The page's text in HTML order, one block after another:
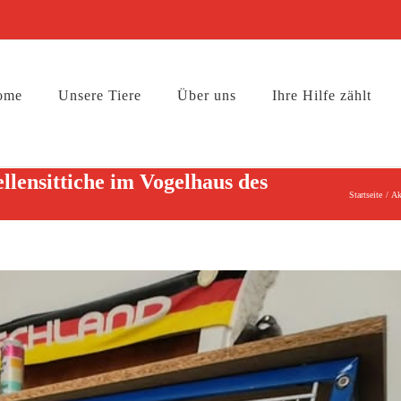
Unsere Tiere Über uns Ihre Hilfe zählt
im Vogelhaus des
Startseite